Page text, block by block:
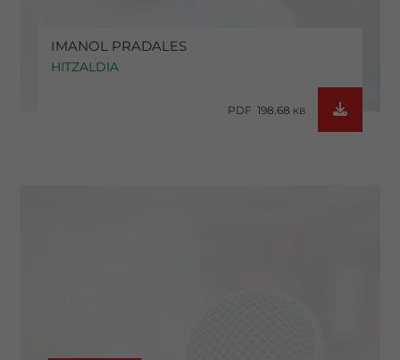
IMANOL PRADALES
HITZALDIA
PDF 198.68 KB